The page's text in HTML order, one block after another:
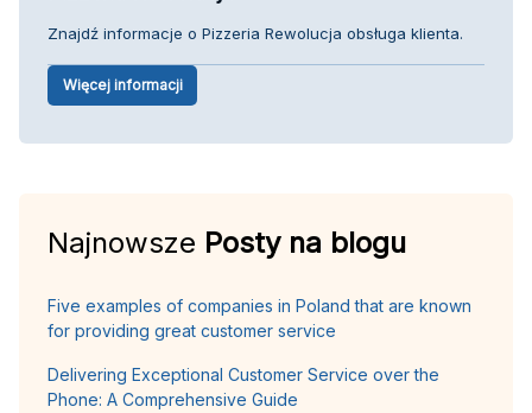
Znajdź informacje o Pizzeria Rewolucja obsługa klienta.
Więcej informacji
Najnowsze Posty na blogu
Five examples of companies in Poland that are known
for providing great customer service
Delivering Exceptional Customer Service over the
Phone: A Comprehensive Guide